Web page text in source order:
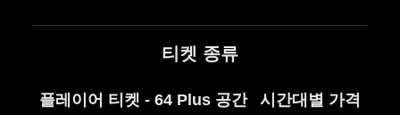
티켓 종류
플레이어 티켓 - 64 Plus 공간 시간대별 가격